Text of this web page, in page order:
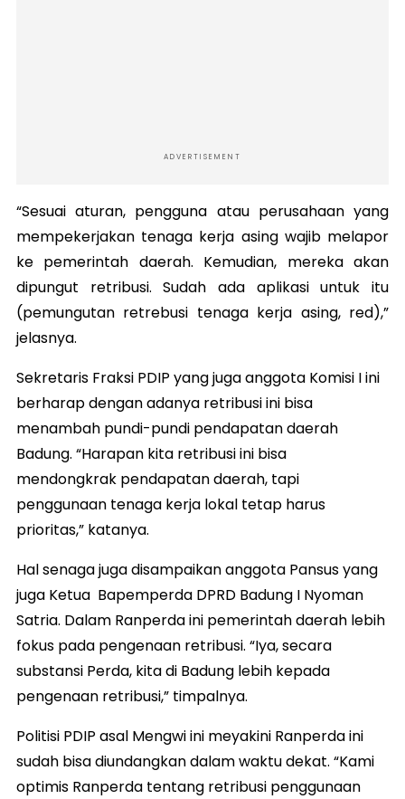
ADVERTISEMENT
“Sesuai aturan, pengguna atau perusahaan yang
mempekerjakan tenaga kerja asing wajib melapor
ke pemerintah daerah. Kemudian, mereka akan
dipungut retribusi. Sudah ada aplikasi untuk itu
(pemungutan retrebusi tenaga kerja asing, red),”
jelasnya.
Sekretaris Fraksi PDIP yang juga anggota Komisi I ini
berharap dengan adanya retribusi ini bisa
menambah pundi-pundi pendapatan daerah
Badung. “Harapan kita retribusi ini bisa
mendongkrak pendapatan daerah, tapi
penggunaan tenaga kerja lokal tetap harus
prioritas,” katanya.
Hal senaga juga disampaikan anggota Pansus yang
juga Ketua Bapemperda DPRD Badung I Nyoman
Satria. Dalam Ranperda ini pemerintah daerah lebih
fokus pada pengenaan retribusi. “Iya, secara
substansi Perda, kita di Badung lebih kepada
pengenaan retribusi,” timpalnya.
Politisi PDIP asal Mengwi ini meyakini Ranperda ini
sudah bisa diundangkan dalam waktu dekat. “Kami
optimis Ranperda tentang retribusi penggunaan